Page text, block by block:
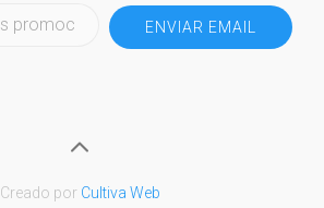
ENVIAR EMAIL
Creado por Cultiva Web